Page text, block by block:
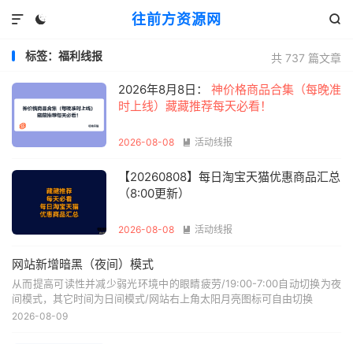
往前方资源网
 

共 737 篇文章
标签：福利线报
2026年8月8日： 神价格商品合集（每晚准
时上线）藏藏推荐每天必看！
2026-08-08  活动线报
【20260808】每日淘宝天猫优惠商品汇总
（8:00更新）
2026-08-08  活动线报
网站新增暗黑（夜间）模式
从而提高可读性并减少弱光环境中的眼睛疲劳/19:00-7:00自动切换为夜
间模式，其它时间为日间模式/网站右上角太阳月亮图标可自由切换
2026-08-09